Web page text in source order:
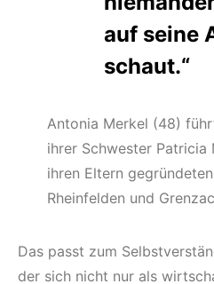
auf seine
schaut.“
Antonia Merkel (48)
ihrer Schwester Patricia
ihren Eltern
Rheinfelden und
Das passt zum
der sich nicht nur als